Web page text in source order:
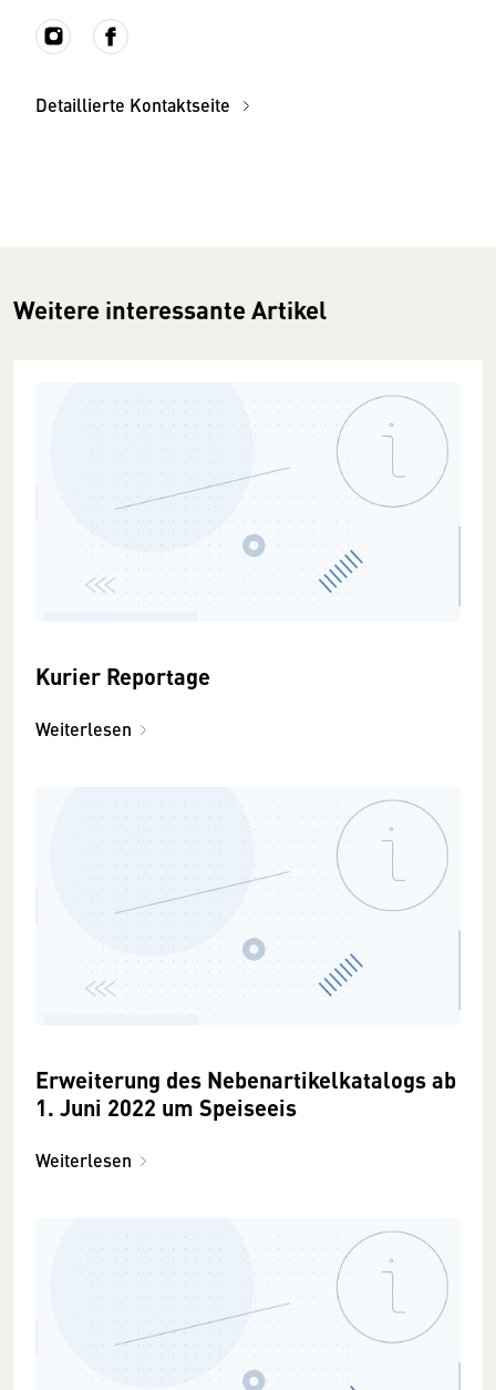
Detaillierte Kontaktseite
Weitere interessante Artikel
Kurier Reportage
Weiterlesen
Erweiterung des Nebenartikelkatalogs ab
1. Juni 2022 um Speiseeis
Weiterlesen